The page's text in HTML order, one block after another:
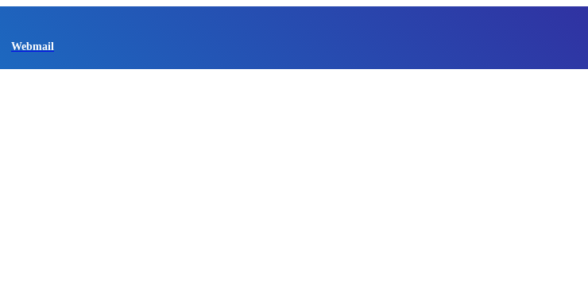
Webmail